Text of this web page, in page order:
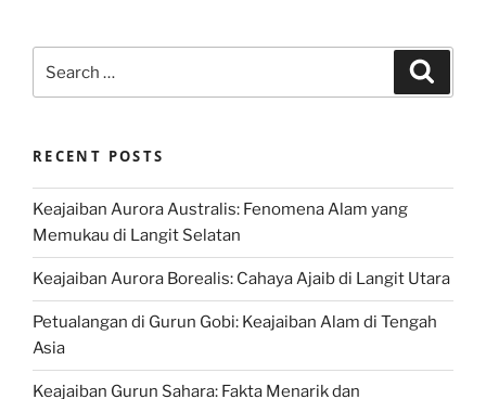
for:
RECENT POSTS
Keajaiban Aurora Australis: Fenomena Alam yang
Memukau di Langit Selatan
Keajaiban Aurora Borealis: Cahaya Ajaib di Langit Utara
Petualangan di Gurun Gobi: Keajaiban Alam di Tengah
Asia
Keajaiban Gurun Sahara: Fakta Menarik dan